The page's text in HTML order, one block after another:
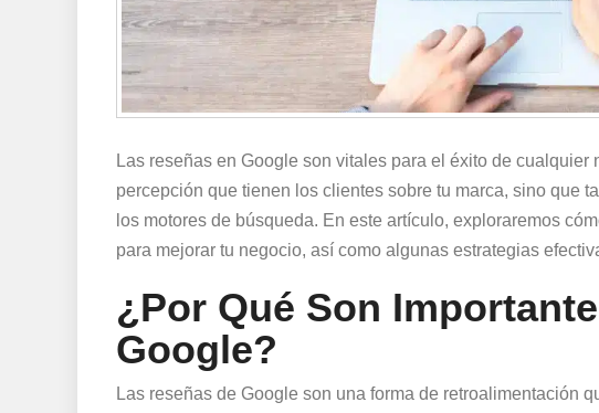
Las reseñas en Google son vitales para el éxito de
percepción que tienen los clientes sobre tu marca, sino que
los motores de búsqueda. En este artículo, exploraremos
para mejorar tu negocio, así como algunas estrategias
¿Por Qué Son
Google?
Las reseñas de Google son una forma de retroalimentación